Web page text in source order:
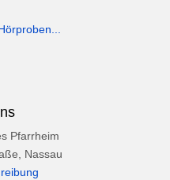
Pfarrheim
Nassau